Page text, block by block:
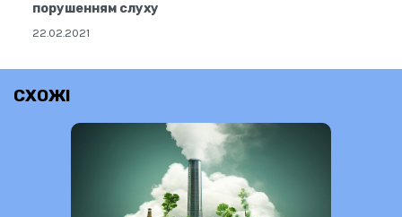
порушенням слуху
22.02.2021
СХОЖІ